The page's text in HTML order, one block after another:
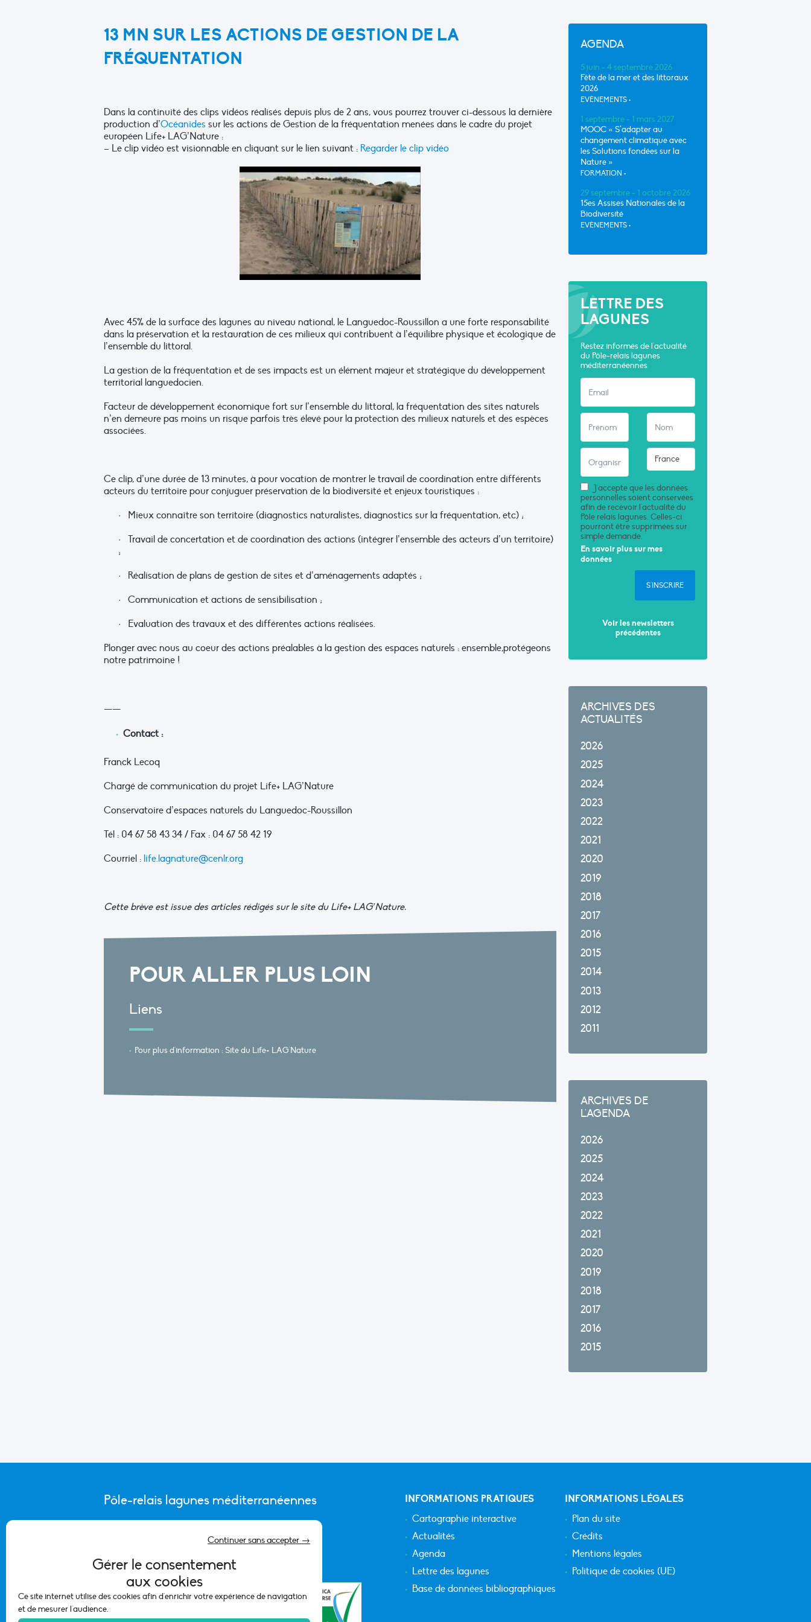
Gérer le consentement
aux cookies
Ce site internet utilise des cookies afin d'enrichir votre expérience de navigation
et de mesurer l'audience.
Continuer sans accepter →
13 MN SUR LES ACTIONS DE GESTION DE LA
FRÉQUENTATION
Dans la continuité des clips vidéos réalisés depuis plus de 2 ans, vous pourrez trouver ci-dessous la dernière
production d’Océanides sur les actions de Gestion de la fréquentation menées dans le cadre du projet
européen Life+ LAG’Nature :
– Le clip vidéo est visionnable en cliquant sur le lien suivant : Regarder le clip vidéo
Avec 45% de la surface des lagunes au niveau national, le Languedoc-Roussillon a une forte responsabilité
dans la préservation et la restauration de ces milieux qui contribuent à l’équilibre physique et écologique de
l’ensemble du littoral.
La gestion de la fréquentation et de ses impacts est un élément majeur et stratégique du développement
territorial languedocien.
Facteur de développement économique fort sur l’ensemble du littoral, la fréquentation des sites naturels
n’en demeure pas moins un risque parfois très élevé pour la protection des milieux naturels et des espèces
associées.
Ce clip, d’une durée de 13 minutes, à pour vocation de montrer le travail de coordination entre différents
acteurs du territoire pour conjuguer préservation de la biodiversité et enjeux touristiques :
· Mieux connaître son territoire (diagnostics naturalistes, diagnostics sur la fréquentation, etc) ;
· Travail de concertation et de coordination des actions (intégrer l’ensemble des acteurs d’un territoire)
;
· Réalisation de plans de gestion de sites et d’aménagements adaptés ;
· Communication et actions de sensibilisation ;
· Evaluation des travaux et des différentes actions réalisées.
Plonger avec nous au coeur des actions préalables à la gestion des espaces naturels : ensemble,protégeons
notre patrimoine !
——
Contact :
Franck Lecoq
Chargé de communication du projet Life+ LAG’Nature
Conservatoire d’espaces naturels du Languedoc-Roussillon
Tél : 04 67 58 43 34 / Fax : 04 67 58 42 19
Courriel : life.lagnature@cenlr.org
Cette brève est issue des articles rédigés sur le site du Life+ LAG’Nature.
POUR ALLER PLUS LOIN
Liens
Pour plus d'information : Site du Life+ LAG'Nature
AGENDA
5 juin - 4 septembre 2026
Fête de la mer et des littoraux
2026
EVÈNEMENTS •
1 septembre - 1 mars 2027
MOOC « S’adapter au
changement climatique avec
les Solutions fondées sur la
Nature »
FORMATION •
29 septembre - 1 octobre 2026
15es Assises Nationales de la
Biodiversité
EVÈNEMENTS •
LETTRE DES
LAGUNES
Restez informés de l'actualité
du Pôle-relais lagunes
méditerranéennes
J'accepte que les données
personnelles soient conservées
afin de recevoir l'actualité du
Pôle relais lagunes. Celles-ci
pourront être supprimées sur
simple demande.
En savoir plus sur mes
données
S'INSCRIRE
Voir les newsletters
précédentes
ARCHIVES DES
ACTUALITÉS
2026
2025
2024
2023
2022
2021
2020
2019
2018
2017
2016
2015
2014
2013
2012
2011
ARCHIVES DE
L'AGENDA
2026
2025
2024
2023
2022
2021
2020
2019
2018
2017
2016
2015
Pôle-relais lagunes méditerranéennes
CONTACTER L’ÉQUIPE DU PÔLE
INFORMATIONS PRATIQUES
Cartographie interactive
Actualités
Agenda
Lettre des lagunes
Base de données bibliographiques
INFORMATIONS LÉGALES
Plan du site
Crédits
Mentions légales
Politique de cookies (UE)